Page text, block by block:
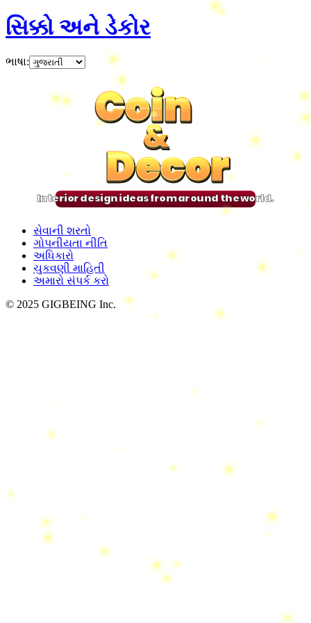
સિક્કો અને ડેકોર
ભાષા:
Coin
&
Decor
Coin
&
Decor
Coin
&
Decor
Coin
&
Decor
Interior design ideas from around the world.
સેવાની શરતો
ગોપનીયતા નીતિ
અધિકારો
ચુકવણી માહિતી
અમારો સંપર્ક કરો
© 2025 GIGBEING Inc.